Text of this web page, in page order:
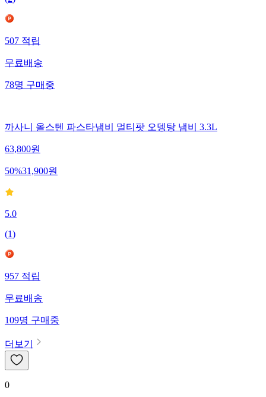
(2)
507적립
무료배송
78명구매중
까사니 올스텐 파스타냄비 멀티팟 오뎅탕 냄비 3.3L
63,800원
50%31,900원
5.0
(1)
957적립
무료배송
109명구매중
더보기